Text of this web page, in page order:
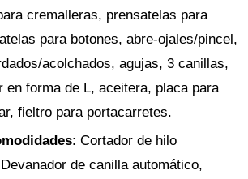
cremalleras, prensatelas para
para botones, abre-ojales/pincel,
acolchados, agujas, 3 canillas,
en forma de L, aceitera, placa para
fieltro para portacarretes.
: Cortador de hilo
de canilla automático,